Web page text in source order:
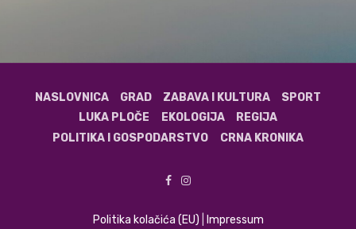
NASLOVNICA GRAD ZABAVA I KULTURA
SPORT
LUKA PLOČE
EKOLOGIJA
REGIJA
POLITIKA I GOSPODARSTVO
CRNA KRONIKA
Politika kolačića (EU) Impressum